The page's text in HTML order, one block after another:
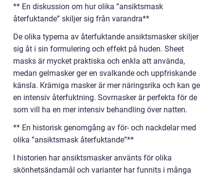
** En diskussion om hur olika ”ansiktsmask
återfuktande” skiljer sig från varandra**
De olika typerna av återfuktande ansiktsmasker skiljer
sig åt i sin formulering och effekt på huden. Sheet
masks är mycket praktiska och enkla att använda,
medan gelmasker ger en svalkande och uppfriskande
känsla. Krämiga masker är mer näringsrika och kan ge
en intensiv återfuktning. Sovmasker är perfekta för de
som vill ha en mer intensiv behandling över natten.
** En historisk genomgång av för- och nackdelar med
olika ”ansiktsmask återfuktande”**
I historien har ansiktsmasker använts för olika
skönhetsändamål och varianter har funnits i många